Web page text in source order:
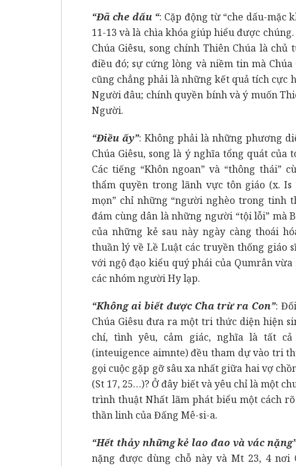
“Đã che dấu “: Cặp động từ “che dấu-mặc
11-13 và là chìa khóa giúp hiểu được
Chúa Giêsu, song chính Thiên Chúa là
điều đó; sự cứng lòng và niềm tin mà
cũng chẳng phải là những kết quả tích cực
Người đâu; chính quyền bính và ý muốn
Người.
“Điều ấy”: Không phải là những phương
Chúa Giêsu, song là ý nghĩa tổng quát
Các tiếng “Khôn ngoan” và “thông thái”
thẩm quyền trong lãnh vực tôn giáo (x.
mọn” chỉ những “người nghèo trong tinh
đám cùng dân là những người “tội lỗi” mà
của những kẻ sau này ngày càng thoái
thuần lý về Lề Luật các truyền thống giáo
với ngộ đạo kiểu quý phái của Qumrân
các nhóm người Hy lạp.
“Không ai biết được Cha trừ ra Con”:
Chúa Giêsu đưa ra một tri thức diện hiện
chí, tình yêu, cảm giác, nghĩa là tất
(inteuigence aimnte) đều tham dự vào tri
gọi cuộc gặp gỡ sâu xa nhất giữa hai vợ
(St 17, 25…)? Ở đây biết và yêu chỉ là một
trình thuật Nhất lãm phát biểu một cách
thần linh của Đấng Mê-si-a.
“Hết thảy những kẻ lao đao và vác
nặng được dùng chỗ này và Mt 23, 4 nơi